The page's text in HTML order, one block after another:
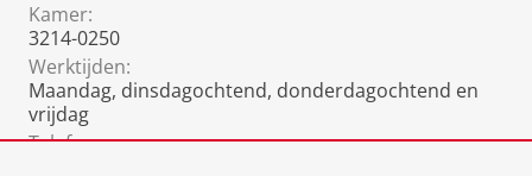
Kamer:
3214-0250
Werktijden:
Maandag, dinsdagochtend, donderdagochtend en
vrijdag
Telefoon: